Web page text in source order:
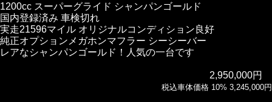
1200cc スーパーグライド シャンパンゴールド
国内登録済み 車検切れ
実走21596マイル オリジナルコンディション良好
純正オプションメガホンマフラー シーシーバー
レアなシャンパンゴールド！人気の一台です
2,950,000円
税込車体価格 10% 3,245,000円